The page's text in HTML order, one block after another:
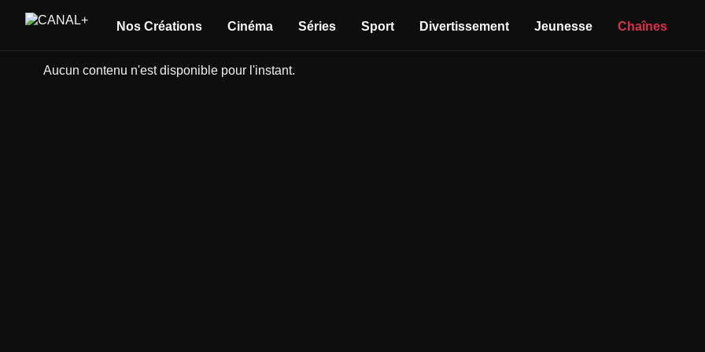
Nos Créations Cinéma Séries Sport Divertissement Jeunesse Chaînes
Aucun contenu n'est disponible pour l'instant.